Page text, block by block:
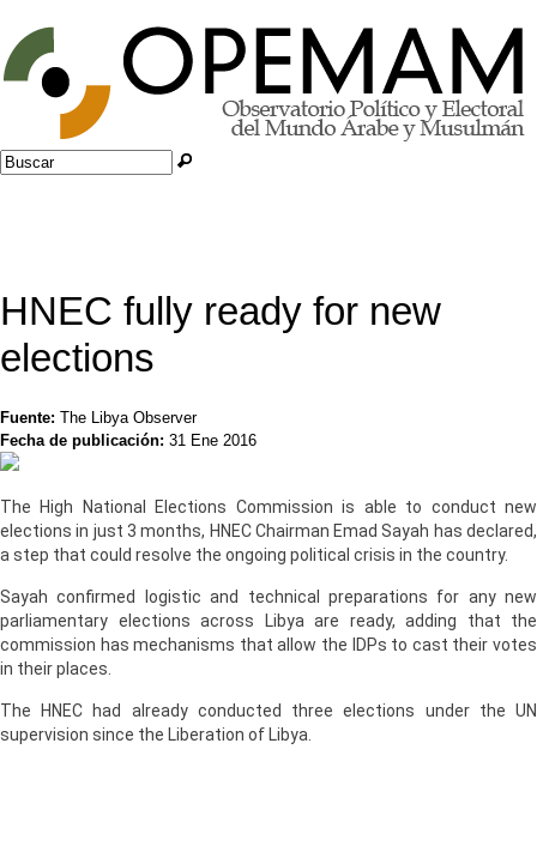
Jump to navigation
Formulario de búsqueda
Buscar
HNEC fully ready for new
elections
Fuente: The Libya Observer
Fecha de publicación: 31 Ene 2016
The High National Elections Commission is able to conduct new
elections in just 3 months, HNEC Chairman Emad Sayah has declared,
a step that could resolve the ongoing political crisis in the country.
Sayah confirmed logistic and technical preparations for any new
parliamentary elections across Libya are ready, adding that the
commission has mechanisms that allow the IDPs to cast their votes
in their places.
The HNEC had already conducted three elections under the UN
supervision since the Liberation of Libya.